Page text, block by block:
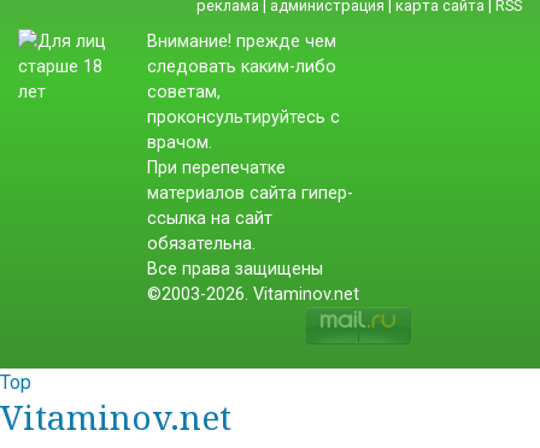
реклама | администрация | карта сайта | RSS
Внимание! прежде чем
следовать каким-либо
советам,
проконсультируйтесь с
врачом.
При перепечатке
материалов сайта гипер-
ссылка на сайт
обязательна.
Все права защищены
©2003-2026. Vitaminov.net
Top
Vitaminov.net